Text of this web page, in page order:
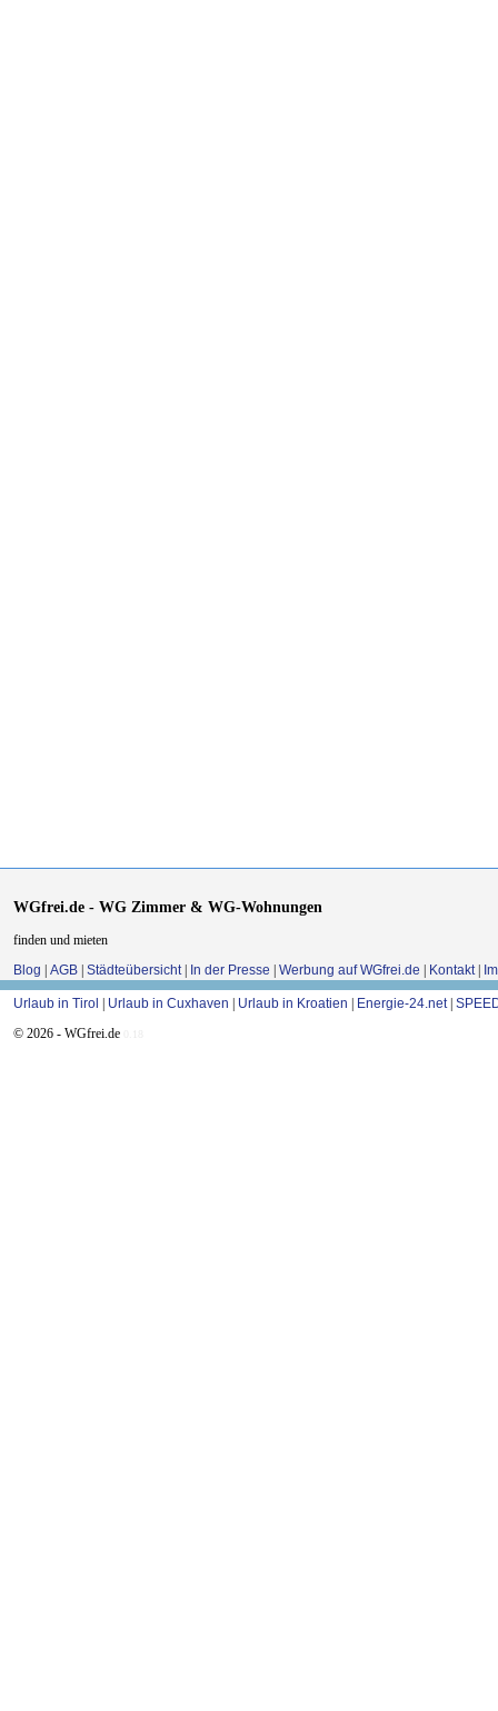
WGfrei.de - WG Zimmer & WG-Wohnungen
finden und mieten
Blog | AGB | Städteübersicht | In der Presse | Werbung auf WGfrei.de | Kontakt |
Urlaub in Tirol | Urlaub in Cuxhaven | Urlaub in Kroatien | Energie-24.net|
© 2026 - WGfrei.de